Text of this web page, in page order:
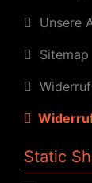
Unsere
Sitemap
Static